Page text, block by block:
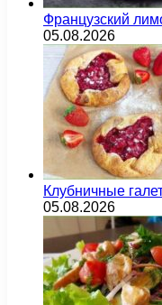
Французский
05.08.2026
Клубничные
05.08.2026